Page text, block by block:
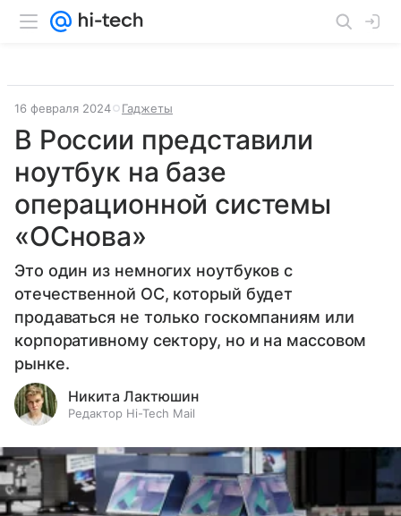
16 февраля 2024 Гаджеты
В России представили
ноутбук на базе
операционной системы
«ОСнова»
Это один из немногих ноутбуков с
отечественной ОС, который будет
продаваться не только госкомпаниям или
корпоративному сектору, но и на массовом
рынке.
Никита Лактюшин
Редактор Hi-Tech Mail